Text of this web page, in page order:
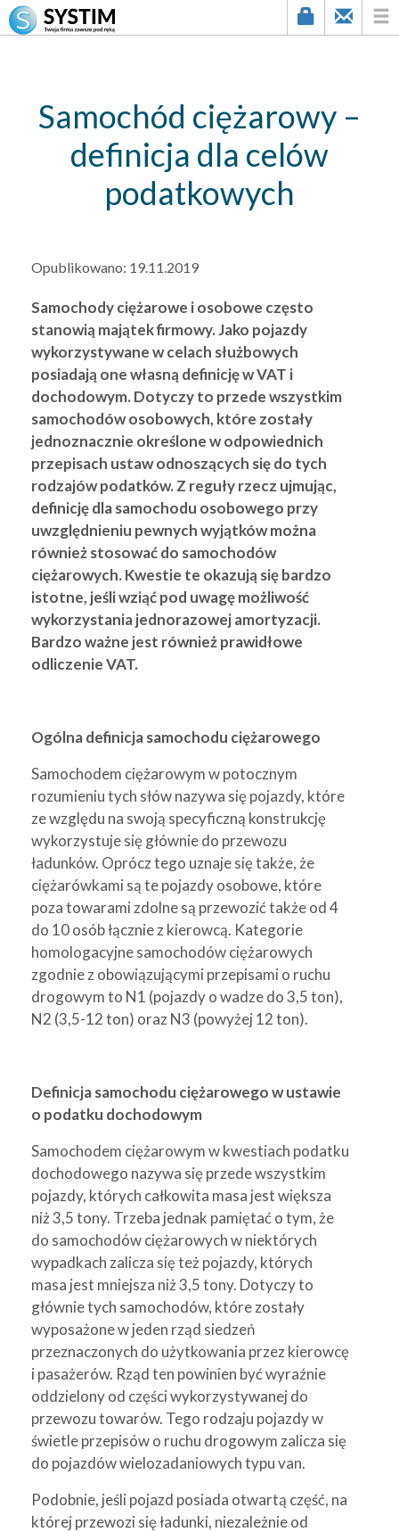
string(1) "7"
Samochód ciężarowy –
definicja dla celów
podatkowych
Opublikowano: 19.11.2019
Samochody ciężarowe i osobowe często
stanowią majątek firmowy. Jako pojazdy
wykorzystywane w celach służbowych
posiadają one własną definicję w VAT i
dochodowym. Dotyczy to przede wszystkim
samochodów osobowych, które zostały
jednoznacznie określone w odpowiednich
przepisach ustaw odnoszących się do tych
rodzajów podatków. Z reguły rzecz ujmując,
definicję dla samochodu osobowego przy
uwzględnieniu pewnych wyjątków można
również stosować do samochodów
ciężarowych. Kwestie te okazują się bardzo
istotne, jeśli wziąć pod uwagę możliwość
wykorzystania jednorazowej amortyzacji.
Bardzo ważne jest również prawidłowe
odliczenie VAT.
Ogólna definicja samochodu ciężarowego
Samochodem ciężarowym w potocznym
rozumieniu tych słów nazywa się pojazdy, które
ze względu na swoją specyficzną konstrukcję
wykorzystuje się głównie do przewozu
ładunków. Oprócz tego uznaje się także, że
ciężarówkami są te pojazdy osobowe, które
poza towarami zdolne są przewozić także od 4
do 10 osób łącznie z kierowcą. Kategorie
homologacyjne samochodów ciężarowych
zgodnie z obowiązującymi przepisami o ruchu
drogowym to N1 (pojazdy o wadze do 3,5 ton),
N2 (3,5-12 ton) oraz N3 (powyżej 12 ton).
Definicja samochodu ciężarowego w ustawie
o podatku dochodowym
Samochodem ciężarowym w kwestiach podatku
dochodowego nazywa się przede wszystkim
pojazdy, których całkowita masa jest większa
niż 3,5 tony. Trzeba jednak pamiętać o tym, że
do samochodów ciężarowych w niektórych
wypadkach zalicza się też pojazdy, których
masa jest mniejsza niż 3,5 tony. Dotyczy to
głównie tych samochodów, które zostały
wyposażone w jeden rząd siedzeń
przeznaczonych do użytkowania przez kierowcę
i pasażerów. Rząd ten powinien być wyraźnie
oddzielony od części wykorzystywanej do
przewozu towarów. Tego rodzaju pojazdy w
świetle przepisów o ruchu drogowym zalicza się
do pojazdów wielozadaniowych typu van.
Podobnie, jeśli pojazd posiada otwartą część, na
której przewozi się ładunki, niezależnie od